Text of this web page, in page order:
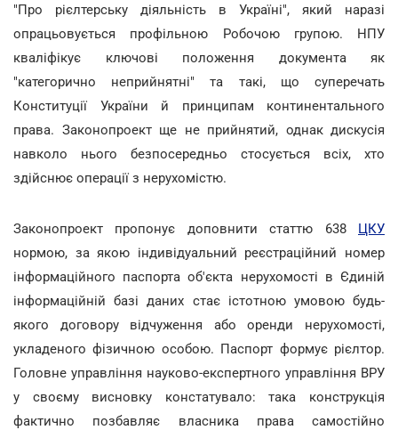
"Про рієлтерську діяльність в Україні", який наразі
опрацьовується профільною Робочою групою. НПУ
кваліфікує ключові положення документа як
"категорично неприйнятні" та такі, що суперечать
Конституції України й принципам континентального
права. Законопроект ще не прийнятий, однак дискусія
навколо нього безпосередньо стосується всіх, хто
здійснює операції з нерухомістю.
Законопроект пропонує доповнити статтю 638 ЦКУ
нормою, за якою індивідуальний реєстраційний номер
інформаційного паспорта об'єкта нерухомості в Єдиній
інформаційній базі даних стає істотною умовою будь-
якого договору відчуження або оренди нерухомості,
укладеного фізичною особою. Паспорт формує рієлтор.
Головне управління науково-експертного управління ВРУ
у своєму висновку констатувало: така конструкція
фактично позбавляє власника права самостійно